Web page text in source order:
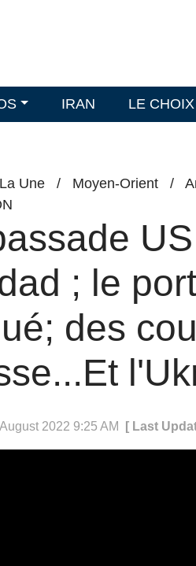
IRAN LE
Une / Moyen-Orient /
; le
des
2022 9:25 AM [ Last